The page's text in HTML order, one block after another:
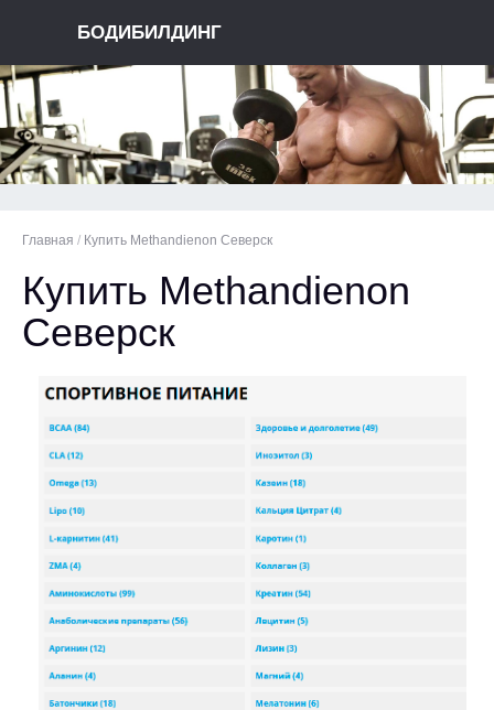
БОДИБИЛДИНГ
Главная / Купить Methandienon Северск
Купить Methandienon
Северск